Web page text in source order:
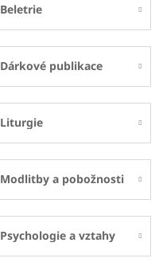
Beletrie
Dárkové publikace
Liturgie
Modlitby a pobožnosti
Psychologie a vztahy